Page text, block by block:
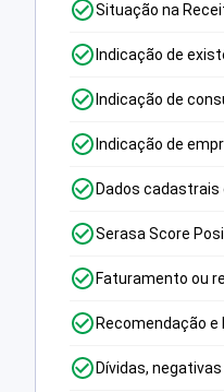
Situação na
Indicação de
Indicação de
Indicação de
Dados
Serasa Score
Faturamento ou
Recomendação
Dívidas,